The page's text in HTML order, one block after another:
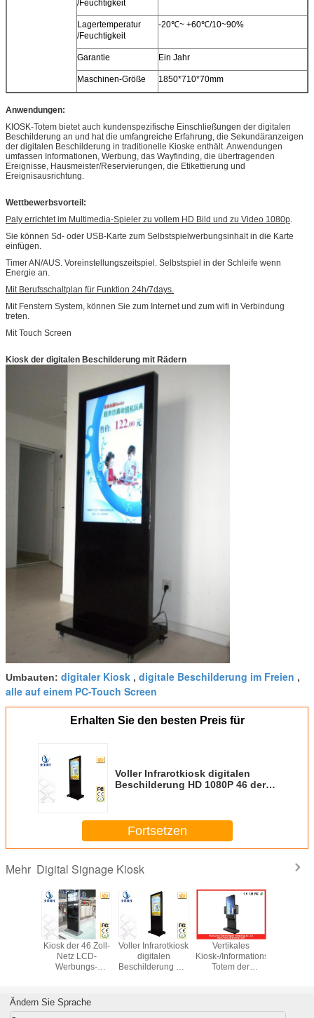
/Feuchtigkeit
Lagertemperatur
/Feuchtigkeit
-20℃~ +60℃/10~90%
Garantie Ein Jahr
Maschinen-Größe 1850*710*70mm
Anwendungen:
KIOSK-Totem bietet auch kundenspezifische Einschließungen der digitalen
Beschilderung an und hat die umfangreiche Erfahrung, die Sekundäranzeigen
der digitalen Beschilderung in traditionelle Kioske enthält. Anwendungen
umfassen Informationen, Werbung, das Wayfinding, die übertragenden
Ereignisse, Hausmeister/Reservierungen, die Etikettierung und
Ereignisausrichtung.
Wettbewerbsvorteil:
Paly errichtet im Multimedia-Spieler zu vollem HD Bild und zu Video 1080p.
Sie können Sd- oder USB-Karte zum Selbstspielwerbungsinhalt in die Karte
einfügen.
Timer AN/AUS. Voreinstellungszeitspiel. Selbstspiel in der Schleife wenn
Energie an.
Mit Berufsschaltplan für Funktion 24h/7days.
Mit Fenstern System, können Sie zum Internet und zum wifi in Verbindung
treten.
Mit Touch Screen
Kiosk der digitalen Beschilderung mit Rädern
Umbauten: digitaler Kiosk , digitale Beschilderung im Freien ,
alle auf einem PC-Touch Screen
Erhalten Sie den besten Preis für
Voller Infrarotkiosk digitalen
Beschilderung HD 1080P 46 der
Fortsetzen
Mehr Digital Signage Kiosk
Kiosk der 46 Zoll-
Netz LCD-
Werbungs-
Flughafen-Station
Voller Infrarotkiosk
digitalen
Beschilderung HD
500G
Vertikales
Kiosk-/Informations-
Totem der
Ändern Sie Sprache